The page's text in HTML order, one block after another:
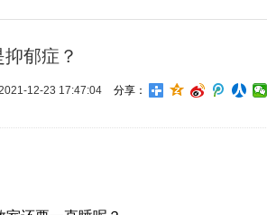
郁症？
12-23 17:47:04 分享：